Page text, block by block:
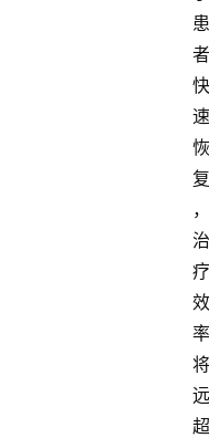
患
者
快
速
恢
复
，
治
疗
效
率
将
远
超